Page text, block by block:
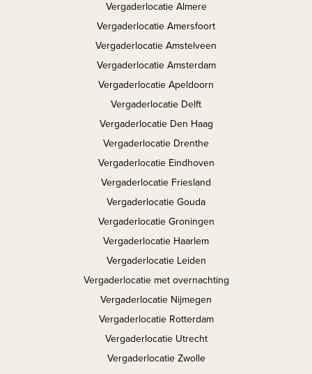
Vergaderlocatie Almere
Vergaderlocatie Amersfoort
Vergaderlocatie Amstelveen
Vergaderlocatie Amsterdam
Vergaderlocatie Apeldoorn
Vergaderlocatie Delft
Vergaderlocatie Den Haag
Vergaderlocatie Drenthe
Vergaderlocatie Eindhoven
Vergaderlocatie Friesland
Vergaderlocatie Gouda
Vergaderlocatie Groningen
Vergaderlocatie Haarlem
Vergaderlocatie Leiden
Vergaderlocatie met overnachting
Vergaderlocatie Nijmegen
Vergaderlocatie Rotterdam
Vergaderlocatie Utrecht
Vergaderlocatie Zwolle